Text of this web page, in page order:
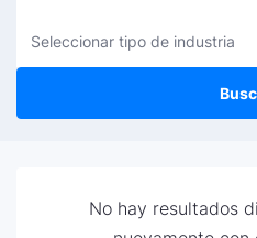
Seleccionar tipo de industria
No hay resultados